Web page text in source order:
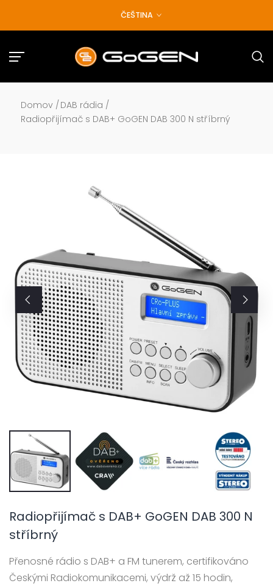
na
ČEŠTINA
Domov / DAB rádia /
Radiopřijímač s DAB+ GoGEN DAB 300 N stříbrný
Radiopřijímač s DAB+ GoGEN DAB 300 N
stříbrný
Přenosné rádio s DAB+ a FM tunerem, certifikováno
Českými Radiokomunikacemi, výdrž až 15 hodin,